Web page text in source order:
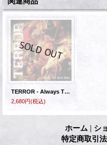
TERROR - Always The Hard Way [CD+DVD]
2,680円(税込)
ホーム | シ
特定商取引